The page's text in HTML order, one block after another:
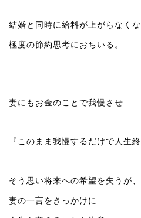
結婚と同時に給料が上がらなくな
極度の節約思考におちいる。
妻にもお金のことで我慢させ
『このまま我慢するだけで人生終
そう思い将来への希望を失うが、
妻の一言をきっかけに